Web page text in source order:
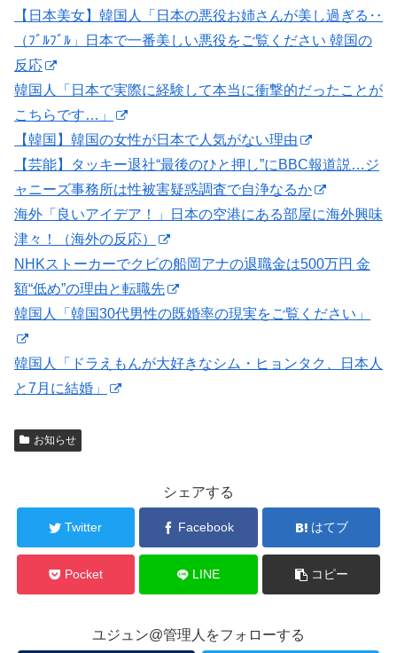
【日本美女】韓国人「日本の悪役お姉さんが美し過ぎる‥
（ﾌﾞﾙﾌﾞﾙ」日本で一番美しい悪役をご覧ください 韓国の
反応
韓国人「日本で実際に経験して本当に衝撃的だったことが
こちらです…」
【韓国】韓国の女性が日本で人気がない理由
【芸能】タッキー退社“最後のひと押し”にBBC報道説…ジ
ャニーズ事務所は性被害疑惑調査で自浄なるか
海外「良いアイデア！」日本の空港にある部屋に海外興味
津々！（海外の反応）
NHKストーカーでクビの船岡アナの退職金は500万円 金
額“低め”の理由と転職先
韓国人「韓国30代男性の既婚率の現実をご覧ください」
韓国人「ドラえもんが大好きなシム・ヒョンタク、日本人
と7月に結婚」
お知らせ
シェアする
Twitter Facebook はてブ
Pocket LINE コピー
ユジュン@管理人をフォローする